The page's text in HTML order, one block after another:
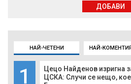
НАЙ-ЧЕТЕНИ НАЙ-
1
Цецо Найденов изригна
ЦСКА: Случи се нещо,
ДОБАВИ